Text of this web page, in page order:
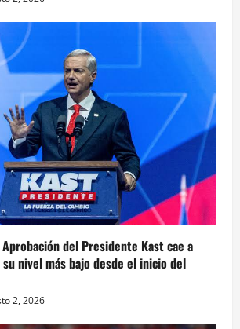
del Presidente Kast cae a
nivel más bajo desde el inicio del
2, 2026